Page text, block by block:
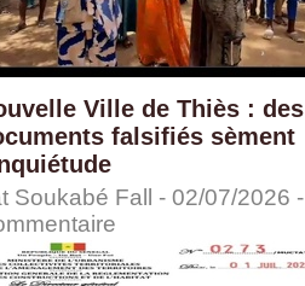
Ville de Thiès : des
falsifiés sèment
Soukabé Fall - 02/07/2026 -